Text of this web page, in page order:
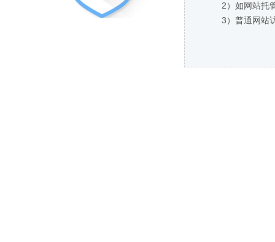
2）如网站托
3）普通网站